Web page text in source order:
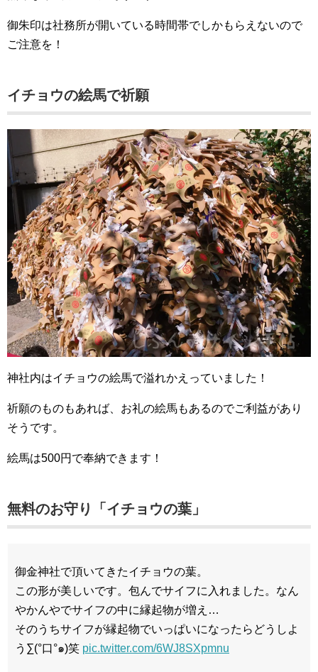
御朱印は社務所が開いている時間帯でしかもらえないので
ご注意を！
イチョウの絵馬で祈願
神社内はイチョウの絵馬で溢れかえっていました！
祈願のものもあれば、お礼の絵馬もあるのでご利益があり
そうです。
絵馬は500円で奉納できます！
無料のお守り「イチョウの葉」
御金神社で頂いてきたイチョウの葉。
この形が美しいです。包んでサイフに入れました。なん
やかんやでサイフの中に縁起物が増え…
そのうちサイフが縁起物でいっぱいになったらどうしよ
う∑(°口°๑)笑 pic.twitter.com/6WJ8SXpmnu